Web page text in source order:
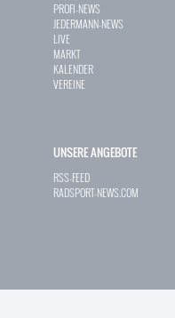
PROFI-NEWS
JEDERMANN-NEWS
LIVE
MARKT
KALENDER
VEREINE
UNSERE ANGEBOTE
RSS-FEED
RADSPORT-NEWS.COM